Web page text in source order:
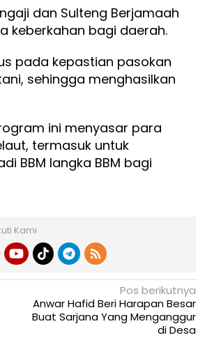
dan Sulteng Berjamaah
keberkahan bagi daerah.
pada kepastian pasokan
sehingga menghasilkan
ini menyasar para
termasuk untuk
BBM langka BBM bagi
Kami
Pos berikutnya
Anwar Hafid Beri Harapan Besar
Buat Sarjana Yang Menganggur
di Desa